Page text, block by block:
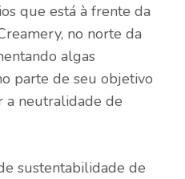
que está à frente da
no norte da
algas
parte de seu objetivo
a neutralidade de
sustentabilidade de